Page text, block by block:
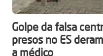
Golpe da falsa
presos no ES
a médico